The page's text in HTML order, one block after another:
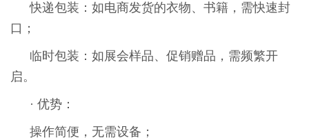
快递包装：如电商发货的衣物、书籍，需快速封
口；
临时包装：如展会样品、促销赠品，需频繁开
启。
· 优势：
操作简便，无需设备；